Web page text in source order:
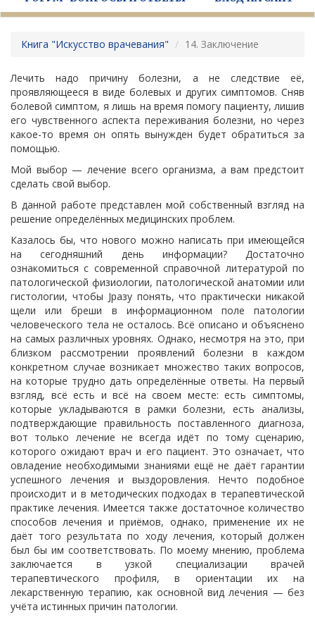
Книга "Искусство врачевания" 14. Заключение
Лечить надо причину болезни, а не следствие её,
проявляющееся в виде болевых и других симптомов. Сняв
болевой симптом, я лишь на время помогу пациенту, лишив
его чувственного аспекта переживания болезни, но через
какое-то время он опять вынужден будет обратиться за
помощью.
Мой выбор — лечение всего организма, а вам предстоит
сделать свой выбор.
В данной работе представлен мой собственный взгляд на
решение определённых медицинских проблем.
Казалось бы, что нового можно написать при имеющейся
на сегодняшний день информации? Достаточно
ознакомиться с современной справочной литературой по
патологической физиологии, патологической анатомии или
гистологии, чтобы Јразу понять, что практически никакой
щели или бреши в информационном поле патологии
человеческого тела не осталось. Всё описано и объяснено
на самых различных уровнях. Однако, несмотря на это, при
близком рассмотрении проявлений болезни в каждом
конкретном случае возникает множество таких вопросов,
на которые трудно дать определённые ответы. На первый
взгляд, всё есть и всё на своем месте: есть симптомы,
которые укладываются в рамки болезни, есть анализы,
подтверждающие правильность поставленного диагноза,
вот только лечение не всегда идёт по тому сценарию,
которого ожидают врач и его пациент. Это означает, что
овладение необходимыми знаниями ещё не даёт гарантии
успешного лечения и выздоровления. Нечто подобное
происходит и в методических подходах в терапевтической
практике лечения. Имеется также достаточное количество
способов лечения и приёмов, однако, применение их не
даёт того результата по ходу лечения, который должен
был бы им соответствовать. По моему мнению, проблема
заключается в узкой специализации врачей
терапевтического профиля, в ориентации их на
лекарственную терапию, как основной вид лечения — без
учёта истинных причин патологии.